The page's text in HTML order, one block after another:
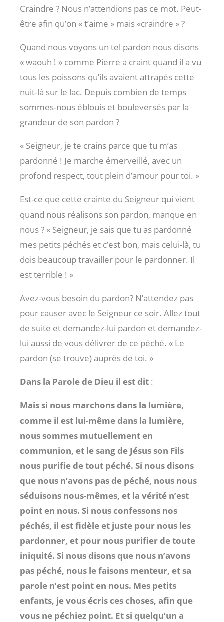
Craindre ? Nous n’attendions pas ce mot. Peut-
être afin qu’on « t’aime » mais «craindre » ?
Quand nous voyons un tel pardon nous disons
« waouh ! » comme Pierre a craint quand il a vu
tous les poissons qu’ils avaient attrapés cette
nuit-là sur le lac. Depuis combien de temps
sommes-nous éblouis et bouleversés par la
grandeur de son pardon ?
« Seigneur, je te crains parce que tu m’as
pardonné ! Je marche émerveillé, avec un
profond respect, tout plein d’amour pour toi. »
Est-ce que cette crainte du Seigneur qui vient
quand nous réalisons son pardon, manque en
nous ? « Seigneur, je sais que tu as pardonné
mes petits péchés et c’est bon, mais celui-là, tu
dois beaucoup travailler pour le pardonner. Il
est terrible ! »
Avez-vous besoin du pardon? N’attendez pas
pour causer avec le Seigneur ce soir. Allez tout
de suite et demandez-lui pardon et demandez-
lui aussi de vous délivrer de ce péché. « Le
pardon (se trouve) auprès de toi. »
Dans la Parole de Dieu il est dit :
Mais si nous marchons dans la lumière,
comme il est lui-même dans la lumière,
nous sommes mutuellement en
communion, et le sang de Jésus son Fils
nous purifie de tout péché. Si nous disons
que nous n’avons pas de péché, nous nous
séduisons nous-mêmes, et la vérité n’est
point en nous. Si nous confessons nos
péchés, il est fidèle et juste pour nous les
pardonner, et pour nous purifier de toute
iniquité. Si nous disons que nous n’avons
pas péché, nous le faisons menteur, et sa
parole n’est point en nous. Mes petits
enfants, je vous écris ces choses, afin que
vous ne péchiez point. Et si quelqu’un a